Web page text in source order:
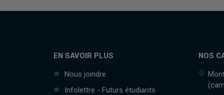
EN SAVOIR PLUS
Nous joindre
Infolettre - Futurs étudiants
NOS